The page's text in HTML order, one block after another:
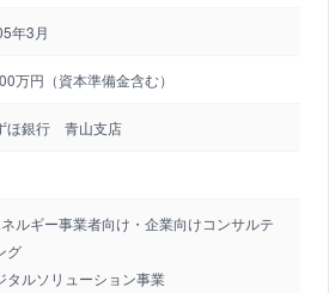
年3月
万円（資本準備金含む）
ほ銀行 青山支店
ルギー事業者向け・企業向けコンサルテ
グ
タルソリューション事業